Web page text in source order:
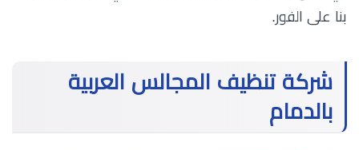
بنا على الفور.
شركة تنظيف المجالس العربية
بالدمام